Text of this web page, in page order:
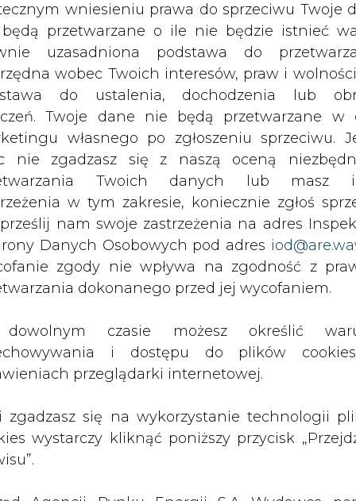
wniesieniu prawa do sprzeciwu Twoje
przetwarzane o ile nie będzie istnieć
uzasadniona podstawa do
wobec Twoich interesów, praw i
do ustalenia, dochodzenia lub
Twoje dane nie będą przetwarzane w
własnego po zgłoszeniu sprzeciwu.
nie zgadzasz się z naszą oceną
Twoich danych lub masz
w tym zakresie, koniecznie zgłoś
prześlij nam swoje zastrzeżenia na adres
Danych Osobowych pod adres
zgody nie wpływa na zgodność z
dokonanego przed jej wycofaniem.
czasie możesz określić
i dostępu do plików
przeglądarki internetowej.
zgadzasz się na wykorzystanie technologii
wystarczy kliknąć poniższy przycisk
w stanie oszacować wpływu działań
finansową, operacyjną i perspektywy
pokazującym dane dotyczące
2020 roku.
Sasin poinformował w poniedziałek
kopalniach JSW i dziesięciu kopalniach
ma potrwać trzy tygodnie.
Halemba-Wirek, Pokój, Chwałowice,
a także Knurów-Szczygłowice oraz Budryk z
otrzymają 100 proc. wynagrodzenia.
się prawie 5 tys. górników z trzech
koronawirusem w kopalniach PGG
rosła o kilkadziesiąt osób dziennie.
koronawirusa, wobec 1575